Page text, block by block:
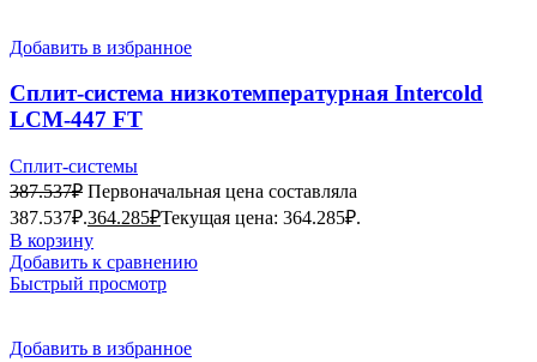
Добавить в избранное
Сплит-система низкотемпературная Intercold
LCM-447 FT
Сплит-системы
387.537₽ Первоначальная цена составляла
387.537₽.364.285₽Текущая цена: 364.285₽.
В корзину
Добавить к сравнению
Быстрый просмотр
Добавить в избранное